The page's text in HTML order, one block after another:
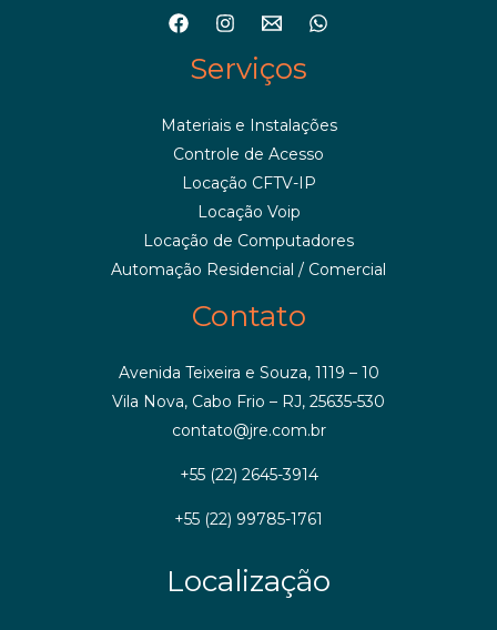
Serviços
Materiais e Instalações
Controle de Acesso
Locação CFTV-IP
Locação Voip
Locação de Computadores
Automação Residencial / Comercial
Contato
Avenida Teixeira e Souza, 1119 – 10
Vila Nova, Cabo Frio – RJ, 25635-530
contato@jre.com.br
+55 (22) 2645-3914
+55 (22) 99785-1761
Localização